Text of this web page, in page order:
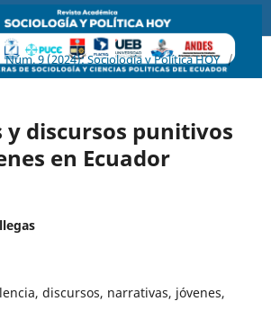
Núm. 9 (2024): Sociología y Política HOY /
discursos punitivos
en Ecuador
discursos, narrativas, jóvenes,